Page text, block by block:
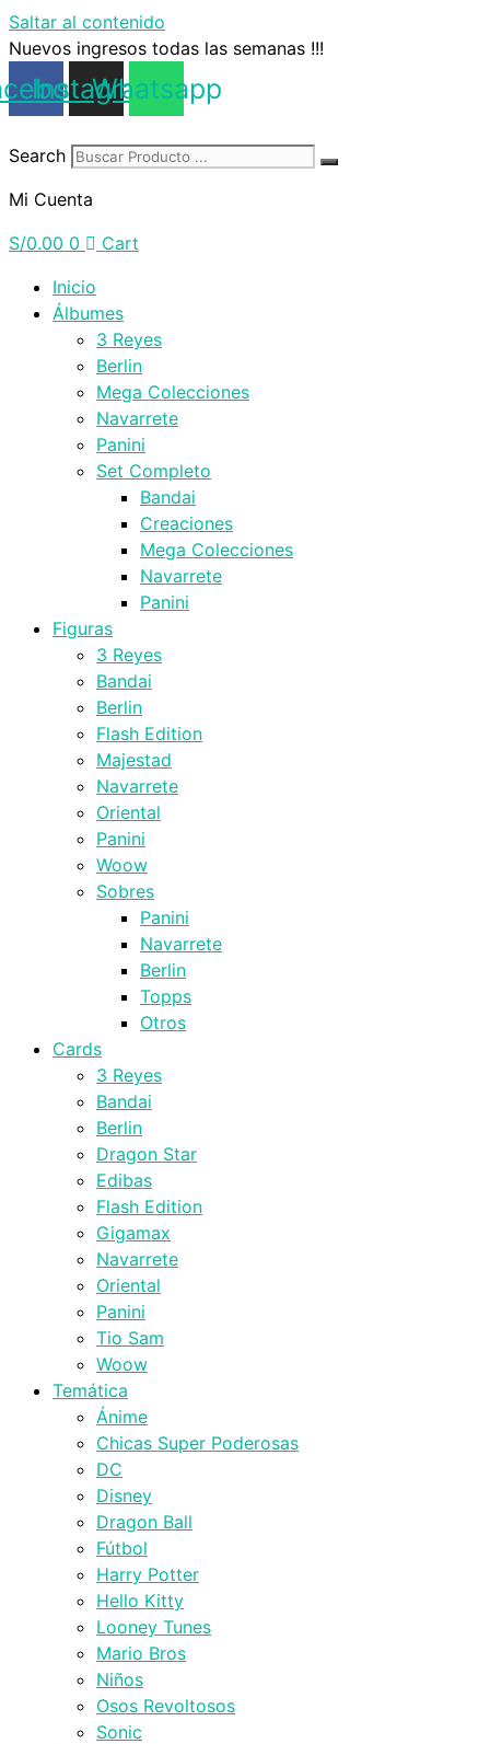
Saltar al contenido
Nuevos ingresos todas las semanas !!!
Instagram
Whatsapp
Search
Mi Cuenta
S/0.00 0
Cart
Inicio
Álbumes
3 Reyes
Berlin
Mega Colecciones
Navarrete
Panini
Set Completo
Bandai
Creaciones
Mega Colecciones
Navarrete
Panini
Figuras
3 Reyes
Bandai
Berlin
Flash Edition
Majestad
Navarrete
Oriental
Panini
Woow
Sobres
Panini
Navarrete
Berlin
Topps
Otros
Cards
3 Reyes
Bandai
Berlin
Dragon Star
Edibas
Flash Edition
Gigamax
Navarrete
Oriental
Panini
Tio Sam
Woow
Temática
Ánime
Chicas Super Poderosas
DC
Disney
Dragon Ball
Fútbol
Harry Potter
Hello Kitty
Looney Tunes
Mario Bros
Niños
Osos Revoltosos
Sonic